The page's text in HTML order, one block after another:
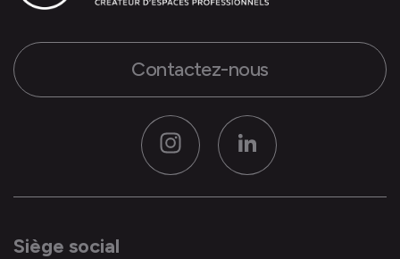
Contactez-nous
InstagramLinkedIn
Siège social